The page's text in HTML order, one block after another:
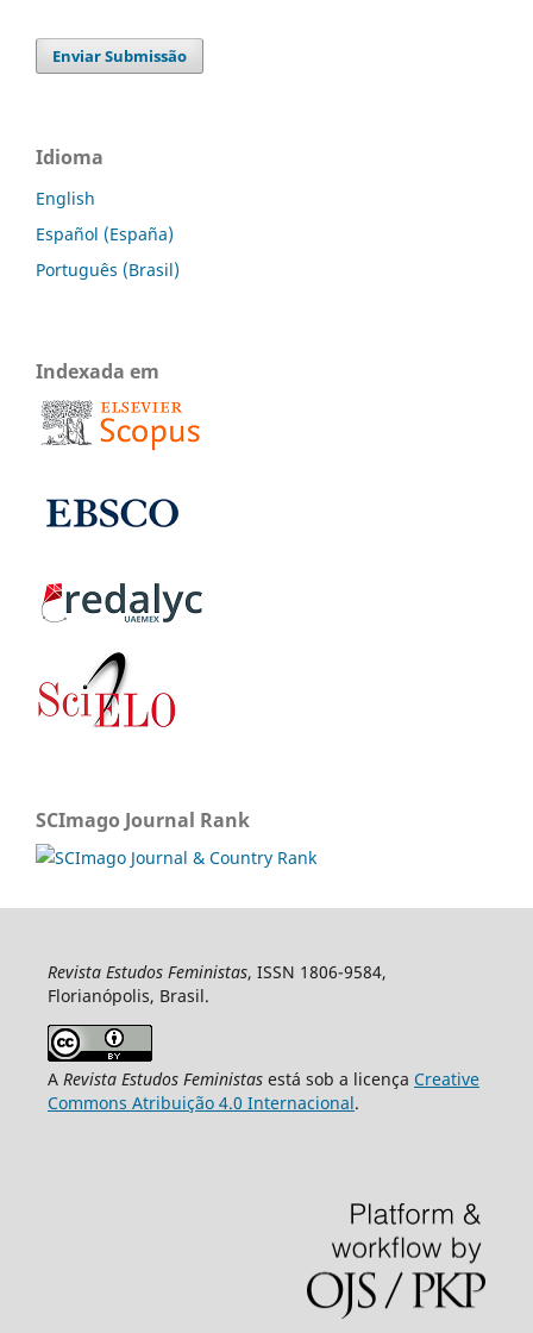
Enviar Submissão
Idioma
English
Español (España)
Português (Brasil)
Indexada em
SCImago Journal Rank
Revista Estudos Feministas, ISSN 1806-9584,
Florianópolis, Brasil.
A Revista Estudos Feministasestá sob a licença Creative
Commons Atribuição 4.0 Internacional.